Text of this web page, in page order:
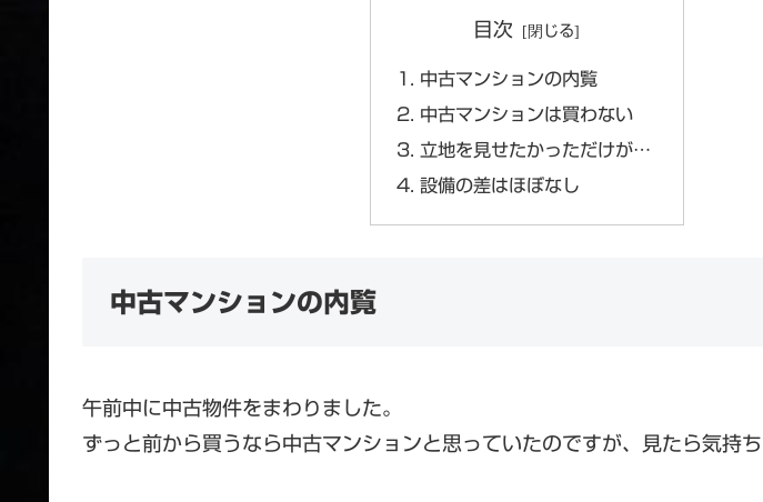
目次
中古マンションの内覧
中古マンションは買わない
立地を見せたかっただけが…
設備の差はほぼなし
中古マンションの内覧
午前中に中古物件をまわりました。
ずっと前から買うなら中古マンションと思っていたのですが、見たら気持ち